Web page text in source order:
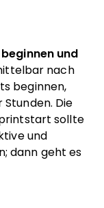
und
nach
beginnen,
Die
sollte
und
dann geht es